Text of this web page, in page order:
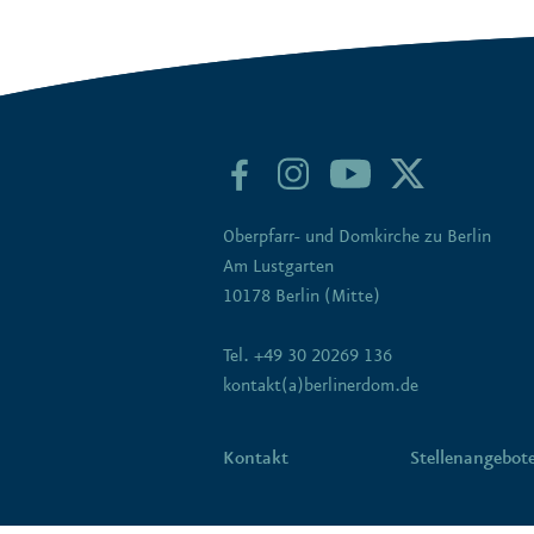
Oberpfarr- und Domkirche zu Berlin
Am Lustgarten
10178 Berlin (Mitte)
Tel. +49 30 20269 136
kontakt(a)berlinerdom.de
Kontakt